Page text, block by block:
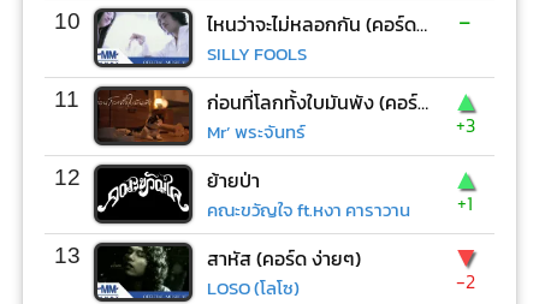
10 ไหนว่าจะไม่หลอกกัน (คอร์ด ง่ายๆ)
SILLY FOOLS
-
11 ก่อนที่โลกทั้งใบมันพัง (คอร์ด ง่ายๆ)
Mr’ พระจันทร์
▲
+3
12 ย้ายป่า
คณะขวัญใจ ft.หงา คาราวาน
▲
+1
13 สาหัส (คอร์ด ง่ายๆ)
LOSO (โลโซ)
▼
-2